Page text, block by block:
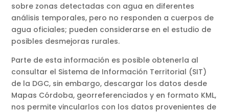
sobre zonas detectadas con agua en diferentes
análisis temporales, pero no responden a cuerpos de
agua oficiales; pueden considerarse en el estudio de
posibles desmejoras rurales.
Parte de esta información es posible obtenerla al
consultar el Sistema de Información Territorial (SIT)
de la DGC, sin embargo, descargar los datos desde
Mapas Córdoba, georreferenciados y en formato KML,
nos permite vincularlos con los datos provenientes de